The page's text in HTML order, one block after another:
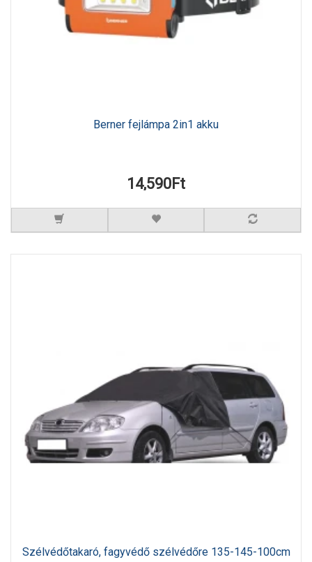
Berner fejlámpa 2in1 akku
14,590Ft
Szélvédőtakaró, fagyvédő szélvédőre 135-145-100cm